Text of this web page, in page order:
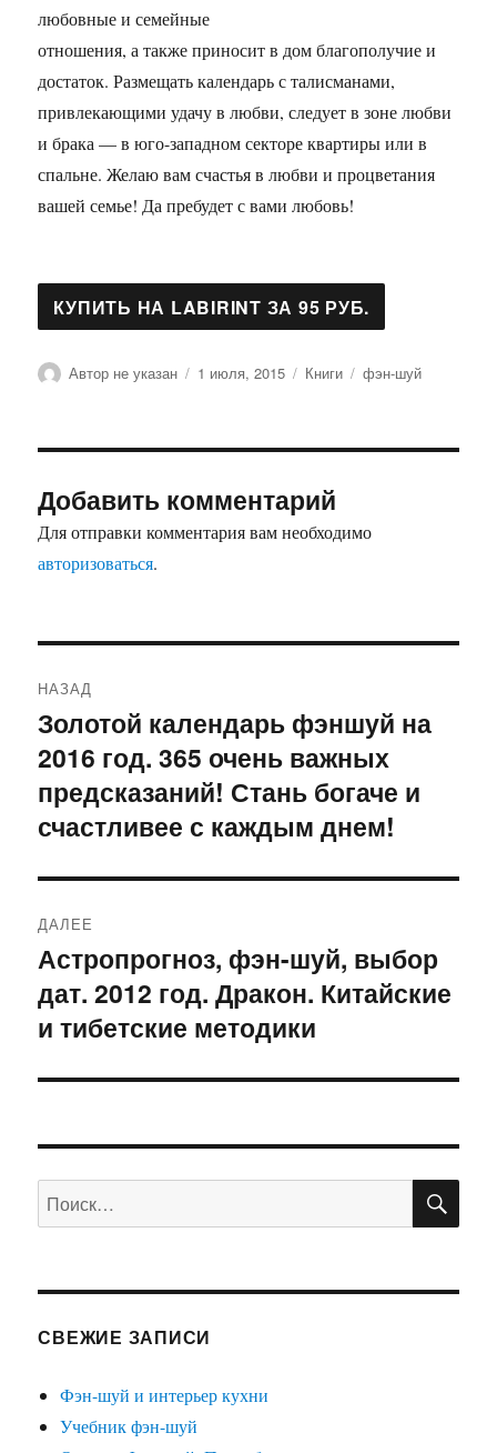
любовные и семейные
отношения, а также приносит в дом благополучие и
достаток. Размещать календарь с талисманами,
привлекающими удачу в любви, следует в зоне любви
и брака — в юго-западном секторе квартиры или в
спальне. Желаю вам счастья в любви и процветания
вашей семье! Да пребудет с вами любовь!
Автор
Автор не указан Опубликовано
1 июля, 2015 Рубрики
Книги Метки
фэн-шуй
Добавить комментарий
Для отправки комментария вам необходимо
авторизоваться.
по
записям
НАЗАД
Предыдущая
запись:
Золотой календарь фэншуй на
2016 год. 365 очень важных
предсказаний! Стань богаче и
счастливее с каждым днем!
ДАЛЕЕ
Следующая
запись:
Астропрогноз, фэн-шуй, выбор
дат. 2012 год. Дракон. Китайские
и тибетские методики
Искать:
СВЕЖИЕ ЗАПИСИ
Фэн-шуй и интерьер кухни
Учебник фэн-шуй